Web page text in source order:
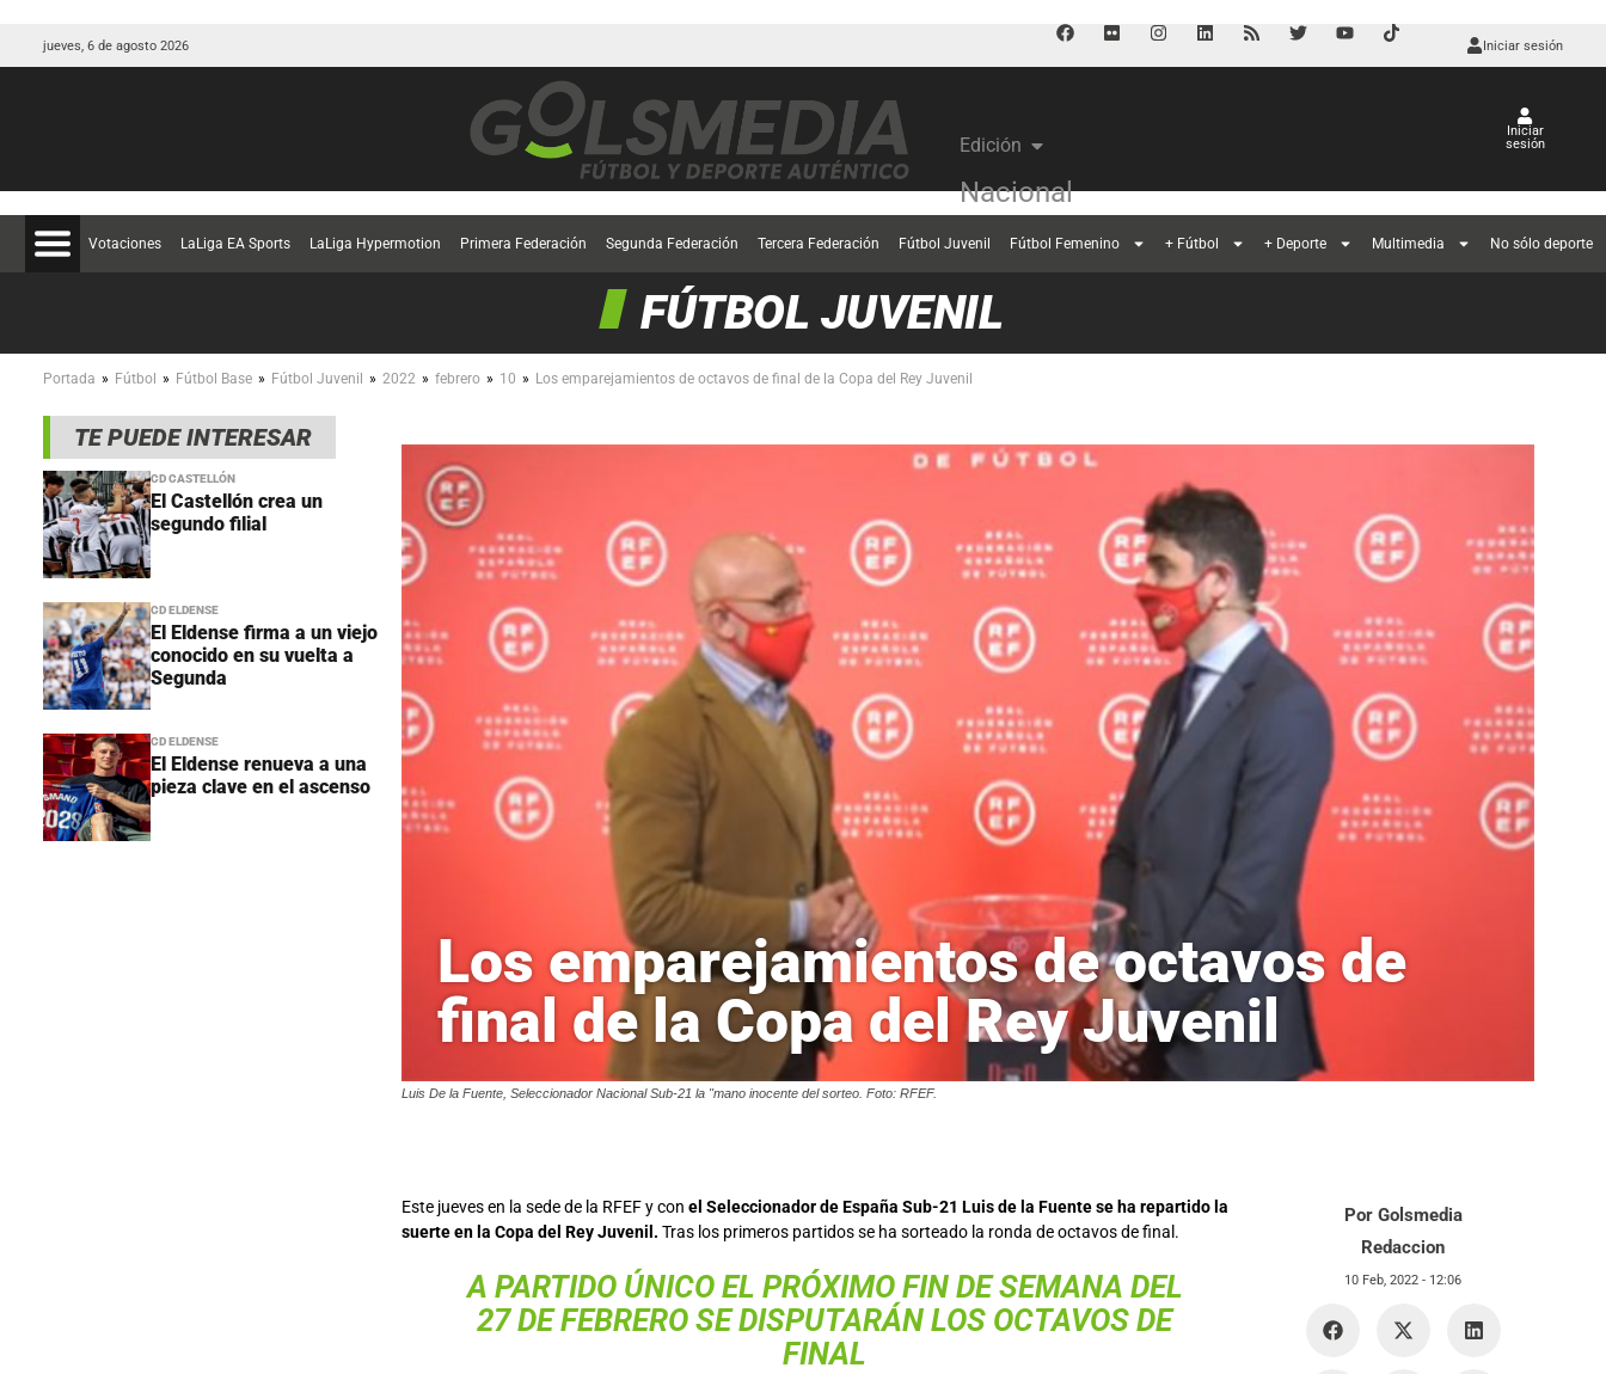
jueves, 6 de agosto 2026 Iniciar sesión
Edición
Nacional
Iniciar
sesión
Votaciones LaLiga EA Sports LaLiga Hypermotion Primera Federación Segunda Federación Tercera Federación Fútbol Juvenil Fútbol Femenino + Fútbol + Deporte Multimedia No sólo deporte
FÚTBOL JUVENIL
Portada » Fútbol » Fútbol Base » Fútbol Juvenil » 2022 » febrero » 10 » Los emparejamientos de octavos de final de la Copa del Rey Juvenil
TE PUEDE INTERESAR
CD CASTELLÓN
El Castellón crea un
segundo filial
CD ELDENSE
El Eldense firma a un viejo
conocido en su vuelta a
Segunda
CD ELDENSE
El Eldense renueva a una
pieza clave en el ascenso
Los emparejamientos de octavos de
final de la Copa del Rey Juvenil
Luis De la Fuente, Seleccionador Nacional Sub-21 la "mano inocente del sorteo. Foto: RFEF.
Este jueves en la sede de la RFEF y con el Seleccionador de España Sub-21 Luis de la Fuente se ha repartido la
suerte en la Copa del Rey Juvenil. Tras los primeros partidos se ha sorteado la ronda de octavos de final.
A PARTIDO ÚNICO EL PRÓXIMO FIN DE SEMANA DEL
27 DE FEBRERO SE DISPUTARÁN LOS OCTAVOS DE
FINAL
Por Golsmedia
Redaccion
10 Feb, 2022 - 12:06